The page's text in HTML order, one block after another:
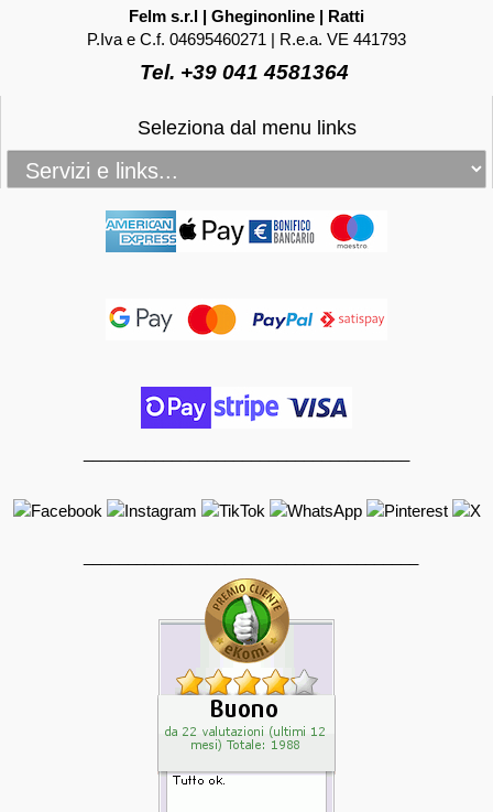
Felm s.r.l | Gheginonline | Ratti
P.Iva e C.f. 04695460271 | R.e.a. VE 441793
Tel. +39 041 4581364
Seleziona dal menu links